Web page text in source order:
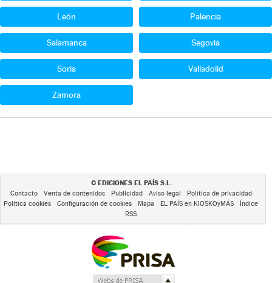
León Palencia
Salamanca Segovia
Soria Valladolid
Zamora
© EDICIONES EL PAÍS S.L.
Contacto Venta de contenidos Publicidad Aviso legal
Política de privacidad
Política cookies
Configuración de cookies Mapa EL PAÍS en KIOSKOyMÁS
Índice
RSS